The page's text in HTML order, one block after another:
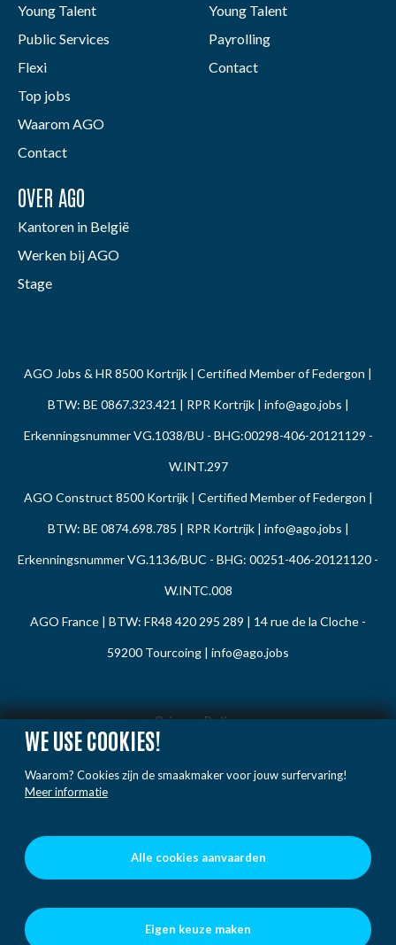
WE USE COOKIES!
Waarom? Cookies zijn de smaakmaker voor jouw surfervaring!
Meer informatie
Alle cookies aanvaarden
Eigen keuze maken
Young Talent
Public Services
Flexi
Top jobs
Waarom AGO
Contact
Young Talent
Payrolling
Contact
OVER AGO
Kantoren in België
Werken bij AGO
Stage
AGO Jobs & HR 8500 Kortrijk | Certified Member of Federgon |
BTW: BE 0867.323.421 | RPR Kortrijk | info@ago.jobs |
Erkenningsnummer VG.1038/BU - BHG:00298-406-20121129 -
W.INT.297
AGO Construct 8500 Kortrijk | Certified Member of Federgon |
BTW: BE 0874.698.785 | RPR Kortrijk | info@ago.jobs |
Erkenningsnummer VG.1136/BUC - BHG: 00251-406-20121120 -
W.INTC.008
AGO France | BTW: FR48 420 295 289 | 14 rue de la Cloche -
59200 Tourcoing | info@ago.jobs
Privacy Policy
Cookie Policy
Gedragsregels
Voorwaarden